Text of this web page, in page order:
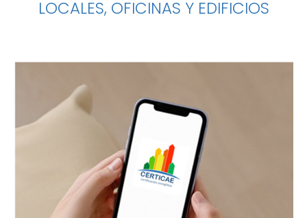
LOCALES, OFICINAS Y EDIFICIOS